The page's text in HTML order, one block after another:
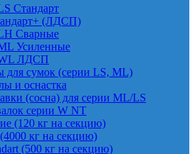
Стандарт
(ЛДСП)
Сварные
Усиленные
ЛДСП
сумок (серии LS, ML)
и оснастка
(сосна) для серии ML/LS
серии W NT
(120 кг на секцию)
кг на секцию)
(500 кг на секцию)